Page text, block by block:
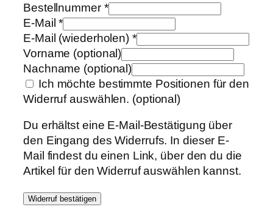
Bestellnummer *
E-Mail*
E-Mail (wiederholen) *
Vorname (optional)
Nachname (optional)
Ich möchte bestimmte Positionen für den
Widerruf auswählen. (optional)
Du erhältst eine E-Mail-Bestätigung über
den Eingang des Widerrufs. In dieser E-
Mail findest du einen Link, über den du die
Artikel für den Widerruf auswählen kannst.
Widerruf bestätigen